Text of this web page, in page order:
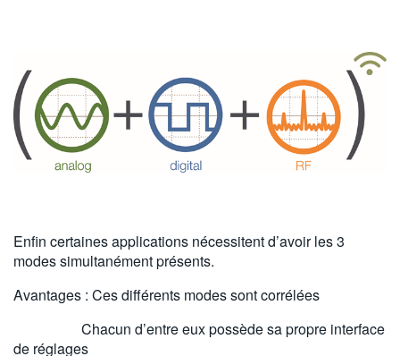
Enfin certaines applications nécessitent d’avoir les 3
modes simultanément présents.
Avantages : Ces différents modes sont corrélées
Chacun d’entre eux possède sa propre interface
de réglages